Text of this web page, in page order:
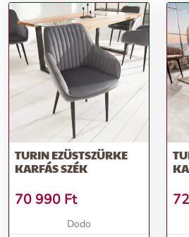
karfás székre, amely ötvözi a kifinomult
otthonodban!
További információk>>
TURIN EZÜSTSZÜRKE
KARFÁS SZÉK
70 990 Ft
Dodo